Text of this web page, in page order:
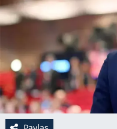
Resmi İlanlar
Rüya Tabirleri
Sağlık
Savunma Sanayi